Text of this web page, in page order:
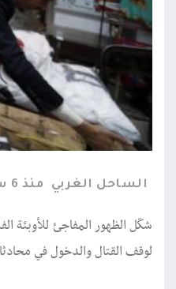
الساحل الغربي منذ 6 سنوات
شكّل الظهور المفاجئ للأوبئة
لوقف القتال والدخول في